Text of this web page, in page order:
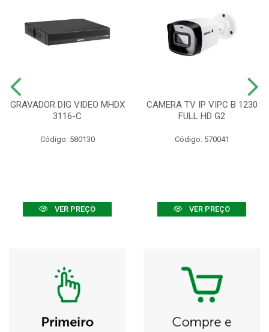
GRAVADOR DIG VIDEO MHDX
3116-C
Código: 580130
VER PREÇO
CAMERA TV IP VIPC B 1230
FULL HD G2
Código: 570041
VER PREÇO